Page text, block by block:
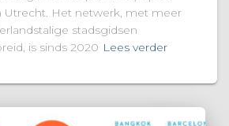
Utrecht. Het netwerk, met meer
stadsgidsen
is sinds 2020 Lees verder